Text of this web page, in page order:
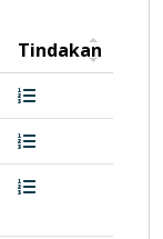
Tindakan